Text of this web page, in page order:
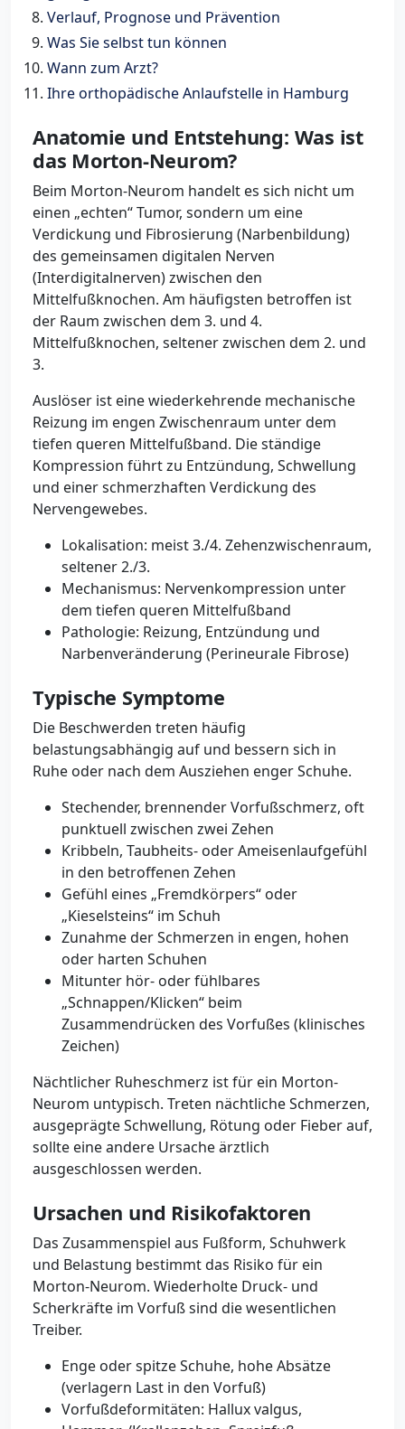
Verlauf, Prognose und Prävention
Was Sie selbst tun können
Wann zum Arzt?
Ihre orthopädische Anlaufstelle in Hamburg
Anatomie und Entstehung: Was ist
das Morton-Neurom?
Beim Morton-Neurom handelt es sich nicht um
einen „echten“ Tumor, sondern um eine
Verdickung und Fibrosierung (Narbenbildung)
des gemeinsamen digitalen Nerven
(Interdigitalnerven) zwischen den
Mittelfußknochen. Am häufigsten betroffen ist
der Raum zwischen dem 3. und 4.
Mittelfußknochen, seltener zwischen dem 2. und
3.
Auslöser ist eine wiederkehrende mechanische
Reizung im engen Zwischenraum unter dem
tiefen queren Mittelfußband. Die ständige
Kompression führt zu Entzündung, Schwellung
und einer schmerzhaften Verdickung des
Nervengewebes.
Lokalisation: meist 3./4. Zehenzwischenraum,
seltener 2./3.
Mechanismus: Nervenkompression unter
dem tiefen queren Mittelfußband
Pathologie: Reizung, Entzündung und
Narbenveränderung (Perineurale Fibrose)
Typische Symptome
Die Beschwerden treten häufig
belastungsabhängig auf und bessern sich in
Ruhe oder nach dem Ausziehen enger Schuhe.
Stechender, brennender Vorfußschmerz, oft
punktuell zwischen zwei Zehen
Kribbeln, Taubheits- oder Ameisenlaufgefühl
in den betroffenen Zehen
Gefühl eines „Fremdkörpers“ oder
„Kieselsteins“ im Schuh
Zunahme der Schmerzen in engen, hohen
oder harten Schuhen
Mitunter hör- oder fühlbares
„Schnappen/Klicken“ beim
Zusammendrücken des Vorfußes (klinisches
Zeichen)
Nächtlicher Ruheschmerz ist für ein Morton-
Neurom untypisch. Treten nächtliche Schmerzen,
ausgeprägte Schwellung, Rötung oder Fieber auf,
sollte eine andere Ursache ärztlich
ausgeschlossen werden.
Ursachen und Risikofaktoren
Das Zusammenspiel aus Fußform, Schuhwerk
und Belastung bestimmt das Risiko für ein
Morton-Neurom. Wiederholte Druck- und
Scherkräfte im Vorfuß sind die wesentlichen
Treiber.
Enge oder spitze Schuhe, hohe Absätze
(verlagern Last in den Vorfuß)
Vorfußdeformitäten: Hallux valgus,